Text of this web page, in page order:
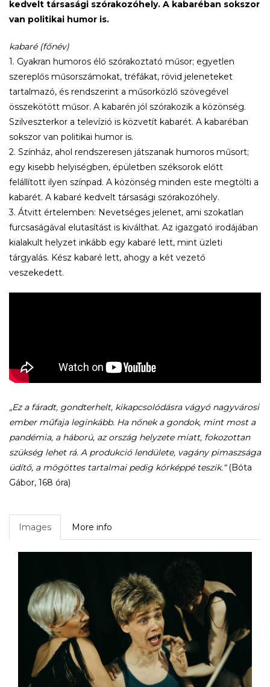
kedvelt társasági szórakozóhely. A kabaréban sokszor
van politikai humor is.
kabaré (főnév)
1. Gyakran humoros élő szórakoztató műsor; egyetlen
szereplős műsorszámokat, tréfákat, rövid jeleneteket
tartalmazó, és rendszerint a műsorközlő szövegével
összekötött műsor. A kabarén jól szórakozik a közönség.
Szilveszterkor a televízió is közvetít kabarét. A kabaréban
sokszor van politikai humor is.
2. Színház, ahol rendszeresen játszanak humoros műsort;
egy kisebb helyiségben, épületben széksorok előtt
felállított ilyen színpad. A közönség minden este megtölti a
kabarét. A kabaré kedvelt társasági szórakozóhely.
3. Átvitt értelemben: Nevetséges jelenet, ami szokatlan
furcsaságával elutasítást is kiválthat. Az igazgató irodájában
kialakult helyzet inkább egy kabaré lett, mint üzleti
tárgyalás. Kész kabaré lett, ahogy a két vezető
veszekedett.
„Ez a fáradt, gondterhelt, kikapcsolódásra vágyó nagyvárosi
ember műfaja leginkább. Ha nőnek a gondok, mint most a
pandémia, a háború, az ország helyzete miatt, fokozottan
szükség lehet rá. A produkció lendülete, vagány pimaszsága
üdítő, a mögöttes tartalmai pedig kórképpé teszik.“ (Bóta
Gábor, 168 óra)
Images More info